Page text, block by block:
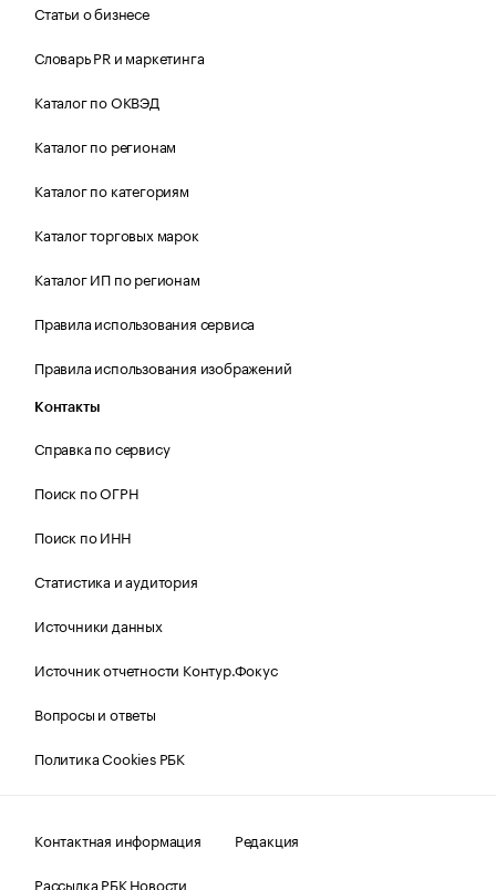
Статьи о бизнесе
Словарь PR и маркетинга
Каталог по ОКВЭД
Каталог по регионам
Каталог по категориям
Каталог торговых марок
Каталог ИП по регионам
Правила использования сервиса
Правила использования изображений
Контакты
Справка по сервису
Поиск по ОГРН
Поиск по ИНН
Статистика и аудитория
Источники данных
Источник отчетности Контур.Фокус
Вопросы и ответы
Политика Cookies РБК
Контактная информация
Редакция
Рассылка РБК Новости